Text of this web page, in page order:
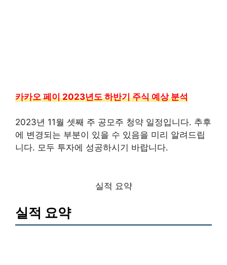
카카오 페이 2023년도 하반기 주식 예상 분석
2023년 11월 셋째 주 공모주 청약 일정입니다. 추후
에 변경되는 부분이 있을 수 있음을 미리 알려드립
니다. 모두 투자에 성공하시기 바랍니다.
실적 요약
실적 요약